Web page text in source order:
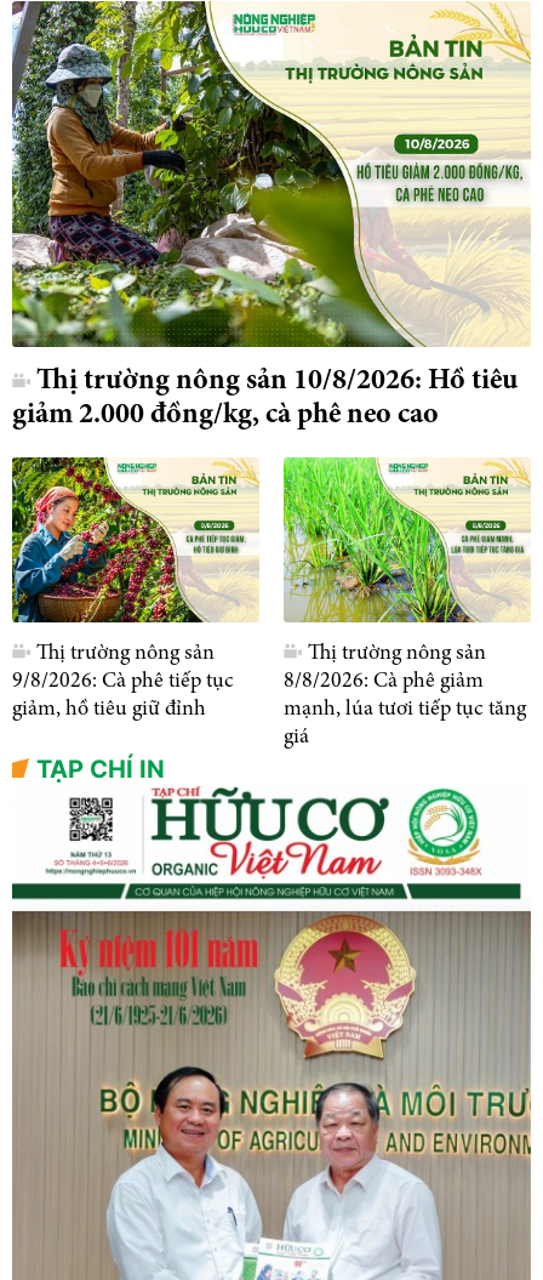
Thị trường nông sản 10/8/2026: Hồ tiêu
giảm 2.000 đồng/kg, cà phê neo cao
Thị trường nông sản
9/8/2026: Cà phê tiếp tục
giảm, hồ tiêu giữ đỉnh
Thị trường nông sản
8/8/2026: Cà phê giảm
mạnh, lúa tươi tiếp tục tăng
giá
TẠP CHÍ IN